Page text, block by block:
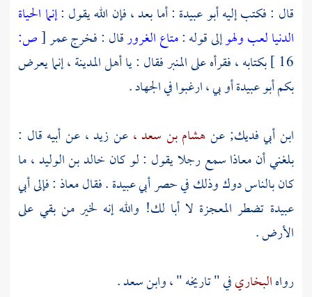
قال : فكتب إليهأبو عبيدة : أما بعد ، فإن الله يقول :إنما الحياة
الدنيا لعب ولهوإلى قوله :متاع الغرورقال : فخرج عمر[ص:
16 ] بكتابه ، فقرأه على المنبر فقال : ياأهلالمدينة ،إنما يعرض
بكمأبو عبيدةأو بي ، ارغبوا في الجهاد .
ابن أبي فديك;عنهشام بن سعد ،عنزيد ، عن أبيه قال :
بلغني أنمعاذاسمع رجلا يقول : لو كان خالد بن الوليد ،ما
كان بالناس دوك وذلك في حصرأبي عبيدة. فقالمعاذ: فإلىأبي
عبيدة تضطر المعجزة لا أبا لك! والله إنه لخير من بقي على
الأرض .
رواهالبخاريفي " تاريخه " ،وابن سعد.